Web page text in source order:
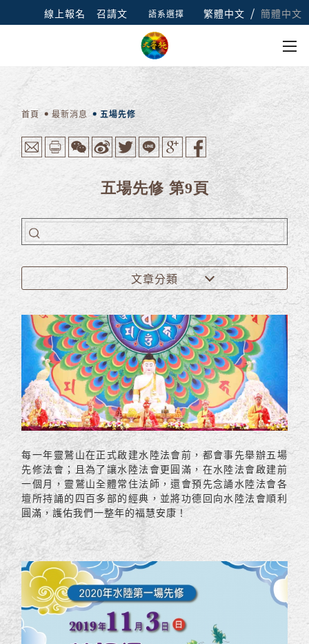
線上報名 召請文 語系選擇 繁體中文 / 簡體中文
首頁 最新消息 五場先修
五場先修 第9頁
文章分類
每一年靈鷲山在正式啟建水陸法會前，都會事先舉辦五場
先修法會；且為了讓水陸法會更圓滿，在水陸法會啟建前
一個月，靈鷲山全體常住法師，還會預先念誦水陸法會各
壇所持誦的四百多部的經典，並將功德回向水陸法會順利
圓滿，護佑我們一整年的福慧安康！